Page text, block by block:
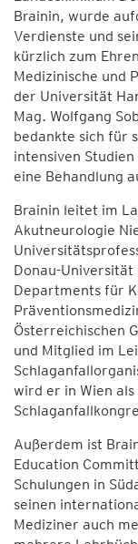
Brainin, wurde
Verdienste und
kürzlich zum
Medizinische und
der Universität
Mag. Wolfgang
bedankte sich für
intensiven
eine Behandlung
Brainin leitet im
Akutneurologie
Donau-
Departments für
Österreichischen
und Mitglied im
wird er in Wien
Außerdem ist
Education
Schulungen in
seinen
Mediziner auch